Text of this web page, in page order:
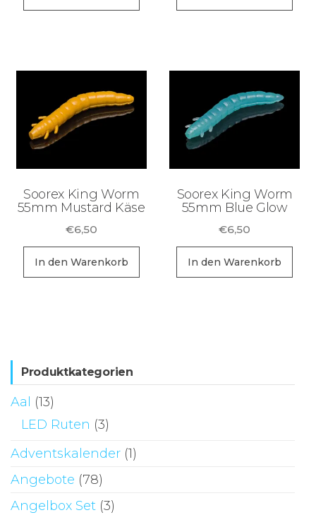
Soorex King Worm
55mm Mustard Käse
€6,50
In den Warenkorb
Soorex King Worm
55mm Blue Glow
€6,50
In den Warenkorb
Produktkategorien
Aal
(13)
LED Ruten (3)
Adventskalender (1)
Angebote (78)
Angelbox Set (3)